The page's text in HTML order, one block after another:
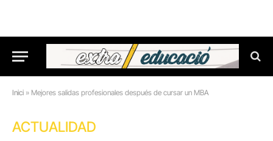
Inici » Mejores salidas profesionales después de cursar un MBA
ACTUALIDAD